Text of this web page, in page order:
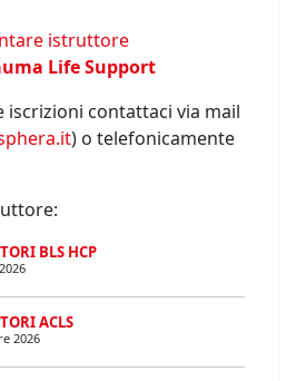
istruttore
Life Support
iscrizioni contattaci via mail
) o telefonicamente
BLS HCP
ACLS
2026